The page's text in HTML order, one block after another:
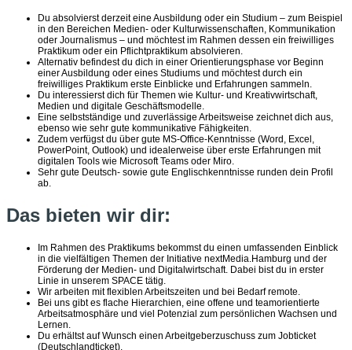
Du absolvierst derzeit eine Ausbildung oder ein Studium – zum Beispiel
in den Bereichen Medien- oder Kulturwissenschaften, Kommunikation
oder Journalismus – und möchtest im Rahmen dessen ein freiwilliges
Praktikum oder ein Pflichtpraktikum absolvieren.
Alternativ befindest du dich in einer Orientierungsphase vor Beginn
einer Ausbildung oder eines Studiums und möchtest durch ein
freiwilliges Praktikum erste Einblicke und Erfahrungen sammeln.
Du interessierst dich für Themen wie Kultur- und Kreativwirtschaft,
Medien und digitale Geschäftsmodelle.
Eine selbstständige und zuverlässige Arbeitsweise zeichnet dich aus,
ebenso wie sehr gute kommunikative Fähigkeiten.
Zudem verfügst du über gute MS-Office-Kenntnisse (Word, Excel,
PowerPoint, Outlook) und idealerweise über erste Erfahrungen mit
digitalen Tools wie Microsoft Teams oder Miro.
Sehr gute Deutsch- sowie gute Englischkenntnisse runden dein Profil
ab.
Das bieten wir dir:
Im Rahmen des Praktikums bekommst du einen umfassenden Einblick
in die vielfältigen Themen der Initiative nextMedia.Hamburg und der
Förderung der Medien- und Digitalwirtschaft. Dabei bist du in erster
Linie in unserem SPACE tätig.
Wir arbeiten mit flexiblen Arbeitszeiten und bei Bedarf remote.
Bei uns gibt es flache Hierarchien, eine offene und teamorientierte
Arbeitsatmosphäre und viel Potenzial zum persönlichen Wachsen und
Lernen.
Du erhältst auf Wunsch einen Arbeitgeberzuschuss zum Jobticket
(Deutschlandticket).